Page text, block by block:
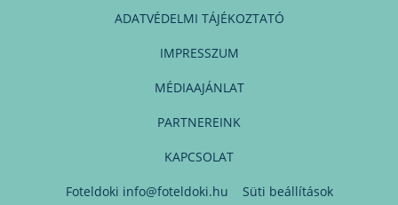
ADATVÉDELMI TÁJÉKOZTATÓ
IMPRESSZUM
MÉDIAAJÁNLAT
PARTNEREINK
KAPCSOLAT
Foteldoki info@foteldoki.hu Süti beállítások